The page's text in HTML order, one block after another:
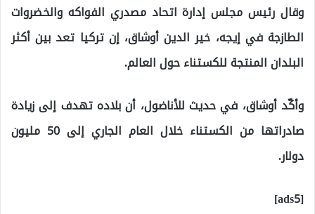
وقال رئيس مجلس إدارة اتحاد مصدري الفواكه والخضروات
الطازجة في إيجه، خير الدين أوشاق، إن تركيا تعد بين أكثر
البلدان المنتجة للكستناء حول العالم.
وأكّد أوشاق، في حديث للأناضول، أن بلاده تهدف إلى زيادة
صادراتها من الكستناء خلال العام الجاري إلى 50 مليون
دولار.
[ads5]